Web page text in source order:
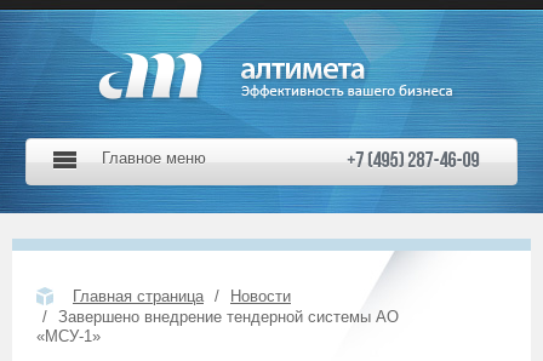
Главное меню
Главная страница
Новости
Завершено внедрение тендерной системы АО
«МСУ-1»